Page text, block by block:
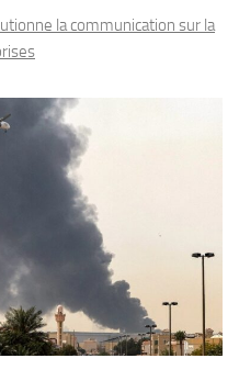
la communication sur la